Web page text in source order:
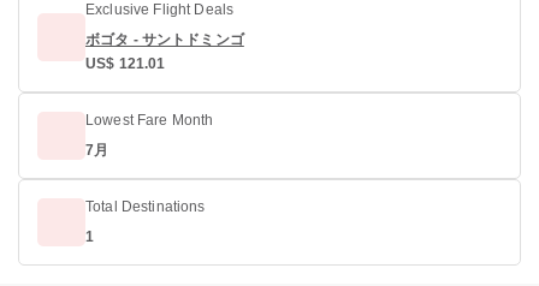
Exclusive Flight Deals
ボゴタ - サントドミンゴ
US$ 121.01
Lowest Fare Month
7月
Total Destinations
1